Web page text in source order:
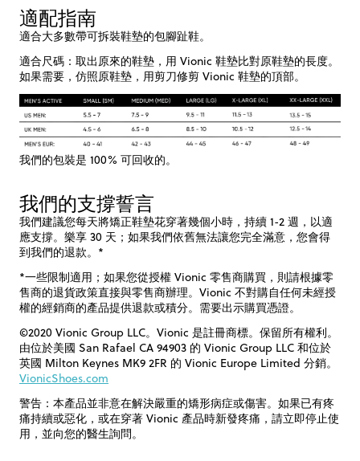
適配指南
適合大多數帶可拆裝鞋墊的包腳趾鞋。
適合尺碼：取出原來的鞋墊，用 Vionic 鞋墊比對原鞋墊的長度。
如果需要，仿照原鞋墊，用剪刀修剪 Vionic 鞋墊的頂部。
我們的包裝是 100% 可回收的。
我們的支撐誓言
我們建議您每天將矯正鞋墊花穿著幾個小時，持續 1-2 週，以適
應支撐。樂享 30 天；如果我們依舊無法讓您完全滿意，您會得
到我們的退款。*
*一些限制適用；如果您從授權 Vionic 零售商購買，則請根據零
售商的退貨政策直接與零售商辦理。Vionic 不對購自任何未經授
權的經銷商的產品提供退款或積分。需要出示購買憑證。
©2020 Vionic Group LLC。Vionic 是註冊商標。保留所有權利。
由位於美國 San Rafael CA 94903 的 Vionic Group LLC 和位於
英國 Milton Keynes MK9 2FR 的 Vionic Europe Limited 分銷。
VionicShoes.com
警告：本產品並非意在解決嚴重的矯形病症或傷害。如果已有疼
痛持續或惡化，或在穿著 Vionic 產品時新發疼痛，請立即停止使
用，並向您的醫生詢問。